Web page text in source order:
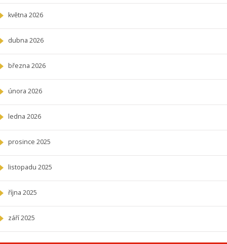
května 2026
dubna 2026
března 2026
února 2026
ledna 2026
prosince 2025
listopadu 2025
října 2025
září 2025